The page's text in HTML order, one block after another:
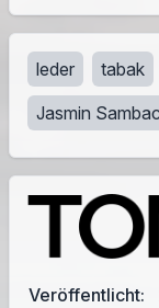
Veröffentlicht:
leder tabak
Jasmin Sambac